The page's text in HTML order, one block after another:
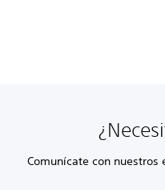
Comunícate con